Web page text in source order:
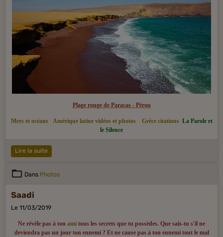
Plage rouge de Paracas - Pérou
Mers et océans Amérique latine vidéos et photos Grèce citations La Parole et
le Silence
Lire la suite
Dans Photos
Saadi
Le 11/03/2019
Ne révèle pas à ton ami tous les secrets que tu possèdes. Que sais-tu s'il ne
deviendra pas un jour ton ennemi ? Et ne cause pas à ton ennemi tout le mal